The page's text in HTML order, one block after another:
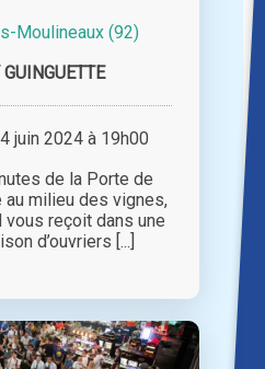
Moulineaux (92)
GUINGUETTE
juin 2024 à 19h00
de la Porte de
au milieu des vignes,
vous reçoit dans une
d’ouvriers [...]